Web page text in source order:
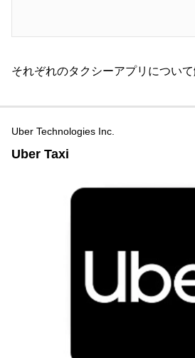
それぞれのタクシーアプリについて
Uber Technologies Inc.
Uber Taxi